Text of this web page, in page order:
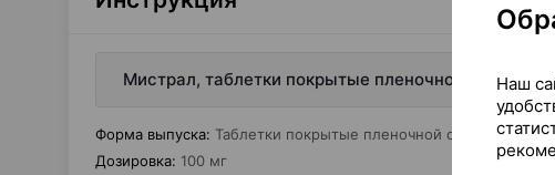
Мистрал, таблетки покрытые пленочной
Форма выпуска: Таблетки покрытые пленочной оболочкой
Дозировка: 100 мг
Наш